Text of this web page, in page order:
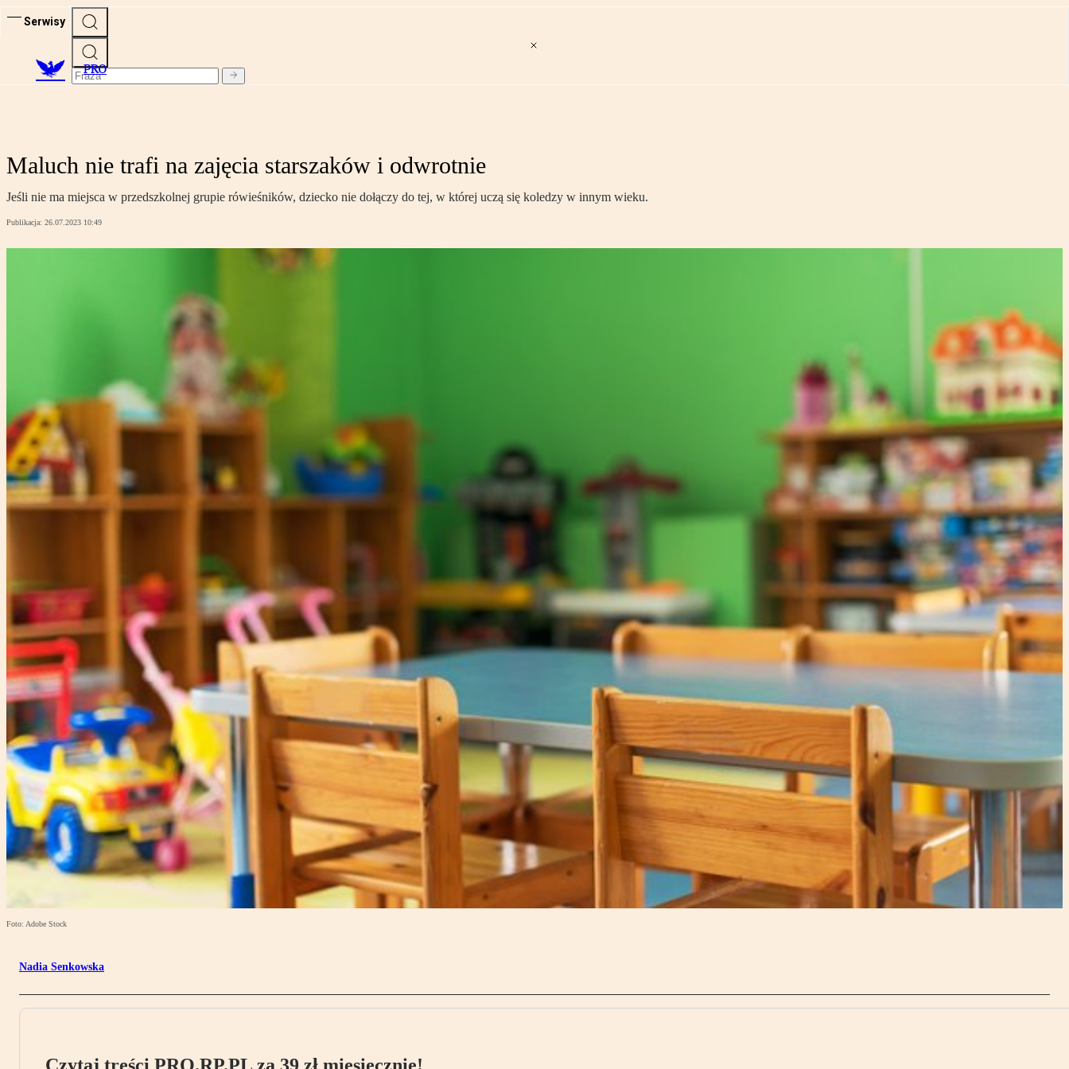
Serwisy
PRO
Maluch nie trafi na zajęcia starszaków i odwrotnie
Jeśli nie ma miejsca w przedszkolnej grupie rówieśników, dziecko nie dołączy do tej, w której uczą się koledzy w innym wieku.
Publikacja: 26.07.2023 10:49
Foto: Adobe Stock
Nadia Senkowska